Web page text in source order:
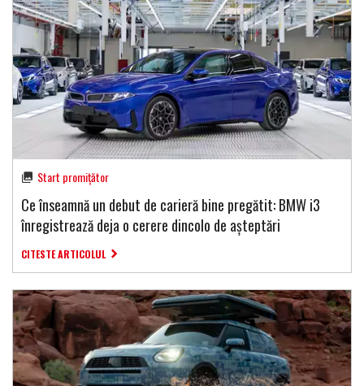
Start promițător
Ce înseamnă un debut de carieră bine pregătit: BMW i3
înregistrează deja o cerere dincolo de așteptări
CITESTE ARTICOLUL